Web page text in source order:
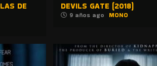
DE
DEVILS GATE (2018)
9 años ago MONO